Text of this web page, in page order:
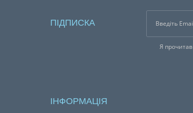
ПІДПИСКА
Я прочитав
ІНФОРМАЦІЯ